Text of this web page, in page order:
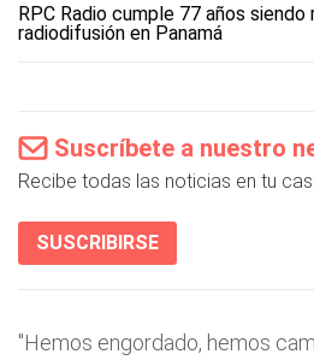
RPC Radio cumple 77 años
radiodifusión en Panamá
Suscríbete a nuestro
Recibe todas las noticias en tu
SUSCRIBIRSE
"Hemos engordado, hemos